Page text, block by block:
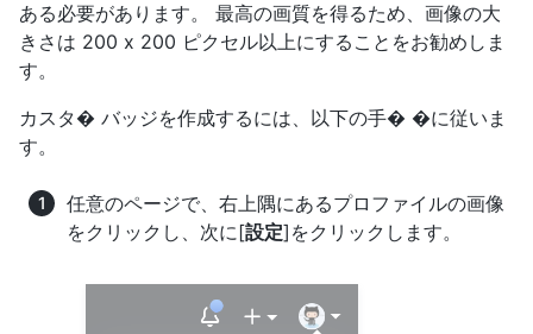
ある必要があります。 最高の画質を得るため、画像の大
きさは 200 x 200 ピクセル以上にすることをお勧めしま
す。
カスタ� バッジを作成するには、以下の手� �に従いま
す。
任意のページで、右上隅にあるプロファイルの画像
をクリックし、次に[設定]をクリックします。